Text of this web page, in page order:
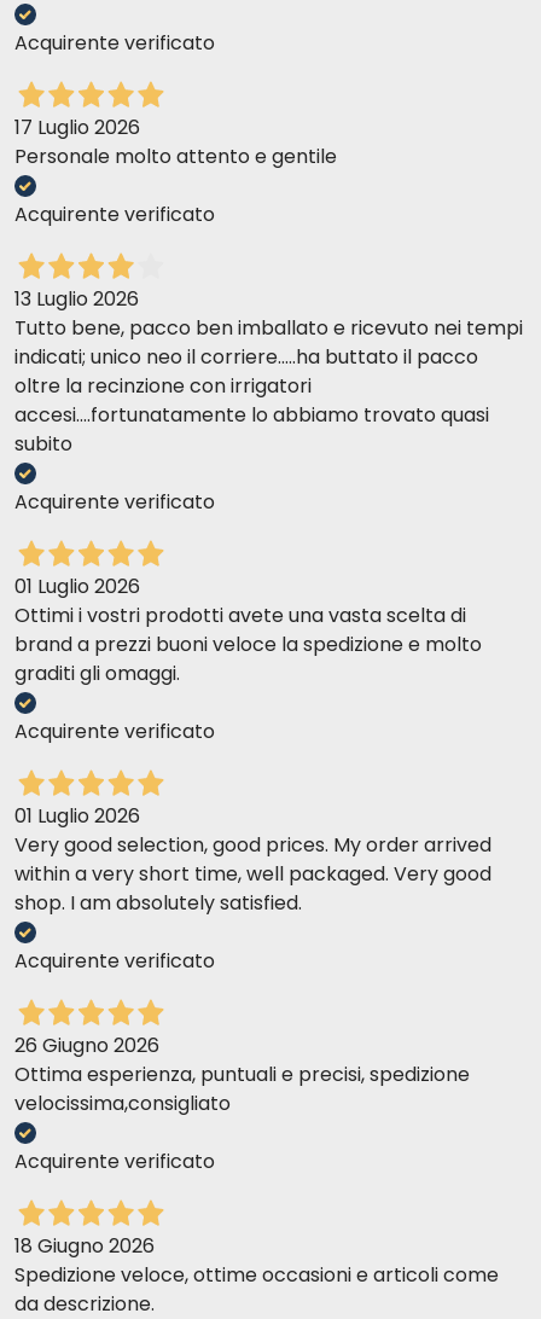
Acquirente verificato
17 Luglio 2026
Personale molto attento e gentile
Acquirente verificato
13 Luglio 2026
Tutto bene, pacco ben imballato e ricevuto nei tempi
indicati; unico neo il corriere.....ha buttato il pacco
oltre la recinzione con irrigatori
accesi....fortunatamente lo abbiamo trovato quasi
subito
Acquirente verificato
01 Luglio 2026
Ottimi i vostri prodotti avete una vasta scelta di
brand a prezzi buoni veloce la spedizione e molto
graditi gli omaggi.
Acquirente verificato
01 Luglio 2026
Very good selection, good prices. My order arrived
within a very short time, well packaged. Very good
shop. I am absolutely satisfied.
Acquirente verificato
26 Giugno 2026
Ottima esperienza, puntuali e precisi, spedizione
velocissima,consigliato
Acquirente verificato
18 Giugno 2026
Spedizione veloce, ottime occasioni e articoli come
da descrizione.